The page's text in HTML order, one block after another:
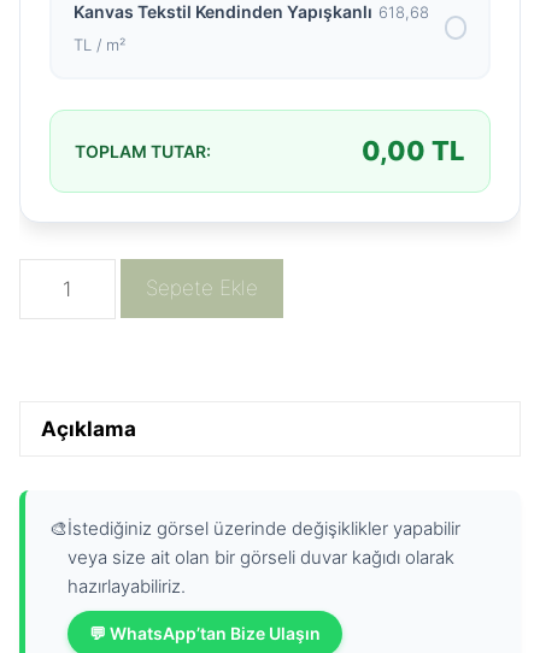
Kanvas Tekstil Kendinden Yapışkanlı 618,68
TL / m²
TOPLAM TUTAR: 0,00 TL
Kağıdı
Sepete Ekle
Açıklama
🎨İstediğiniz görsel üzerinde değişiklikler yapabilir
veya size ait olan bir görseli duvar kağıdı olarak
hazırlayabiliriz.
💬 WhatsApp’tan Bize Ulaşın